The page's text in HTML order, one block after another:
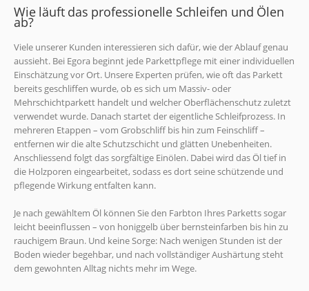
Wie läuft das professionelle Schleifen und Ölen
ab?
Viele unserer Kunden interessieren sich dafür, wie der Ablauf genau
aussieht. Bei Egora beginnt jede Parkettpflege mit einer individuellen
Einschätzung vor Ort. Unsere Experten prüfen, wie oft das Parkett
bereits geschliffen wurde, ob es sich um Massiv- oder
Mehrschichtparkett handelt und welcher Oberflächenschutz zuletzt
verwendet wurde. Danach startet der eigentliche Schleifprozess. In
mehreren Etappen – vom Grobschliff bis hin zum Feinschliff –
entfernen wir die alte Schutzschicht und glätten Unebenheiten.
Anschliessend folgt das sorgfältige Einölen. Dabei wird das Öl tief in
die Holzporen eingearbeitet, sodass es dort seine schützende und
pflegende Wirkung entfalten kann.
Je nach gewähltem Öl können Sie den Farbton Ihres Parketts sogar
leicht beeinflussen – von honiggelb über bernsteinfarben bis hin zu
rauchigem Braun. Und keine Sorge: Nach wenigen Stunden ist der
Boden wieder begehbar, und nach vollständiger Aushärtung steht
dem gewohnten Alltag nichts mehr im Wege.